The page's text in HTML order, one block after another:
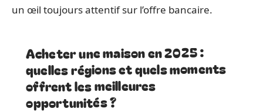
un œil toujours attentif sur l’offre bancaire.
Acheter une maison en 2025 :
quelles régions et quels moments
offrent les meilleures
opportunités ?